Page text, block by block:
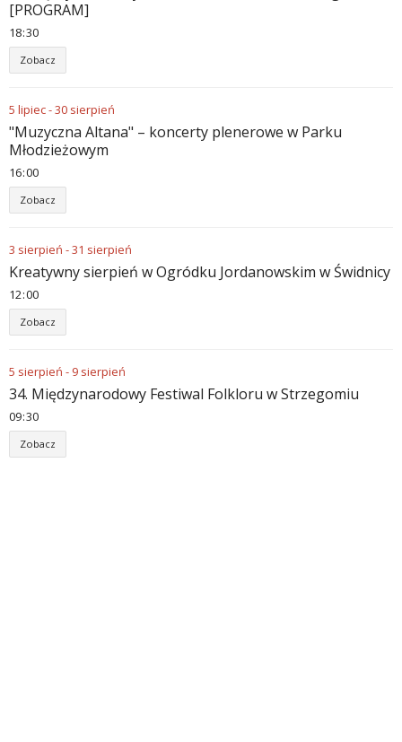
[PROGRAM]
18 30
Zobacz
5 lipiec-30 sierpień
"Muzyczna Altana" – koncerty plenerowe w Parku
Młodzieżowym
16 00
Zobacz
3 sierpień -31 sierpień
Kreatywny sierpień w Ogródku Jordanowskim w Świdnicy
12 00
Zobacz
5 sierpień - 9 sierpień
34. Międzynarodowy Festiwal Folkloru w Strzegomiu
09 30
Zobacz